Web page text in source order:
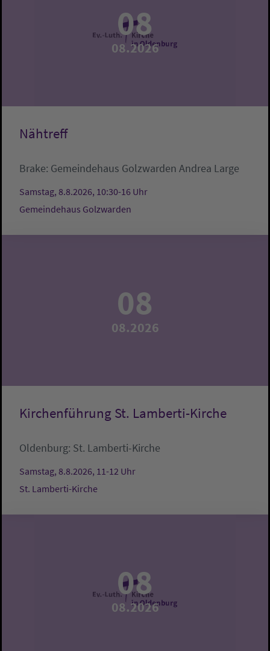
08
08.2026
Nähtreff
Brake: Gemeindehaus Golzwarden Andrea Large
Samstag, 8.8.2026, 10:30-16 Uhr
Gemeindehaus Golzwarden
08
08.2026
Kirchenführung St. Lamberti-Kirche
Oldenburg: St. Lamberti-Kirche
Samstag, 8.8.2026, 11-12 Uhr
St. Lamberti-Kirche
08
08.2026